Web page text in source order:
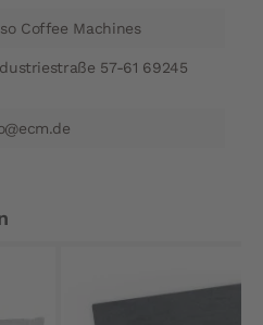
Coffee Machines
57-61 69245